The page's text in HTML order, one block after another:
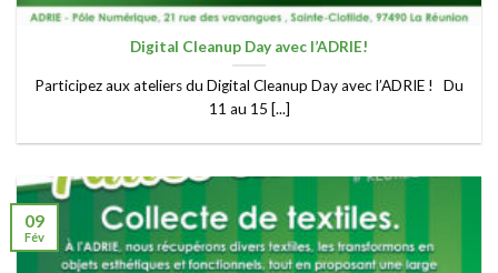
Digital Cleanup Day avec l’ADRIE!
Participez aux ateliers du Digital Cleanup Day avec l’ADRIE ! Du
11 au 15 [...]
09
Fév